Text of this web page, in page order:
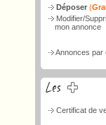
Déposer (
Modifier/
mon annonce
Annonces par
Certificat de